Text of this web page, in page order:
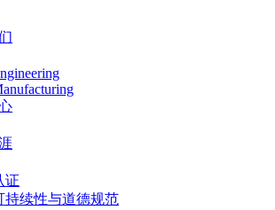
证
持续性与道德规范